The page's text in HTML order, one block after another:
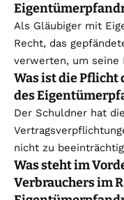
Als Gläubiger mit
Recht, das
verwerten, um seine
Was ist die Pflicht
des
Der Schuldner hat
nicht zu
Was steht im
Verbrauchers im